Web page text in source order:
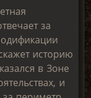
за
историю
в Зоне
и